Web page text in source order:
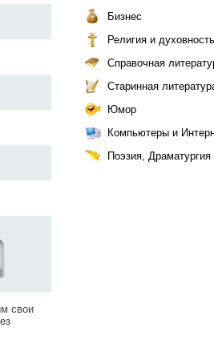
свои
Бизнес
Религия и духовность
Справочная
Старинная
Юмор
Компьютеры и
Поэзия, Драматургия